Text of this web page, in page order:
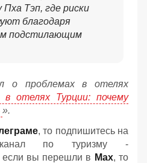
Тэп, где риски
благодаря
подстилающим
о проблемах в отелях
в отелях Турции: почему
».
, то подпишитесь на
по туризму -
вы перешли в Мах, то